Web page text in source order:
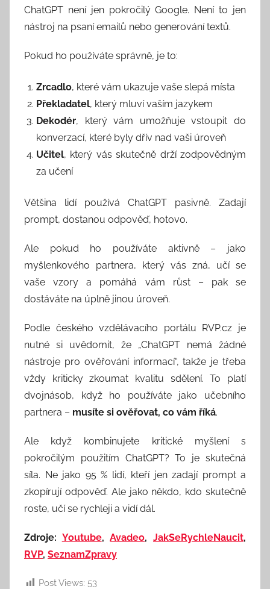
ChatGPT není jen pokročilý Google. Není to jen
nástroj na psaní emailů nebo generování textů.
Pokud ho používáte správně, je to:
Zrcadlo, které vám ukazuje vaše slepá místa
Překladatel, který mluví vaším jazykem
Dekodér, který vám umožňuje vstoupit do
konverzací, které byly dřív nad vaši úroveň
Učitel, který vás skutečně drží zodpovědným
za učení
Většina lidí používá ChatGPT pasivně. Zadají
prompt, dostanou odpověď, hotovo.
Ale pokud ho používáte aktivně – jako
myšlenkového partnera, který vás zná, učí se
vaše vzory a pomáhá vám růst – pak se
dostáváte na úplně jinou úroveň.
Podle českého vzdělávacího portálu RVP.cz je
nutné si uvědomit, že „ChatGPT nemá žádné
nástroje pro ověřování informací“, takže je třeba
vždy kriticky zkoumat kvalitu sdělení. To platí
dvojnásob, když ho používáte jako učebního
partnera – musíte si ověřovat, co vám říká.
Ale když kombinujete kritické myšlení s
pokročilým použitím ChatGPT? To je skutečná
síla. Ne jako 95 % lidí, kteří jen zadají prompt a
zkopírují odpověď. Ale jako někdo, kdo skutečně
roste, učí se rychleji a vidí dál.
Zdroje: Youtube,Avadeo,JakSeRychleNaucit,
RVP, SeznamZpravy
Post Views: 53